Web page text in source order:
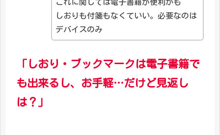
これに関しては電子書籍が便利かも
しおりも付箋もなくていい。必要なのは
デバイスのみ
「しおり・ブックマークは電子書籍で
も出来るし、お手軽…だけど見返し
は？」